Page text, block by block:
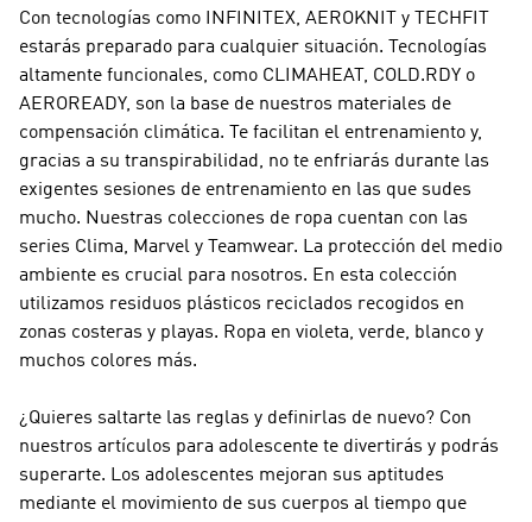
Con tecnologías como INFINITEX, AEROKNIT y TECHFIT
estarás preparado para cualquier situación. Tecnologías
altamente funcionales, como CLIMAHEAT, COLD.RDY o
AEROREADY, son la base de nuestros materiales de
compensación climática. Te facilitan el entrenamiento y,
gracias a su transpirabilidad, no te enfriarás durante las
exigentes sesiones de entrenamiento en las que sudes
mucho. Nuestras colecciones de ropa cuentan con las
series Clima, Marvel y Teamwear. La protección del medio
ambiente es crucial para nosotros. En esta colección
utilizamos residuos plásticos reciclados recogidos en
zonas costeras y playas. Ropa en violeta, verde, blanco y
muchos colores más.
¿Quieres saltarte las reglas y definirlas de nuevo? Con
nuestros artículos para adolescente te divertirás y podrás
superarte. Los adolescentes mejoran sus aptitudes
mediante el movimiento de sus cuerpos al tiempo que